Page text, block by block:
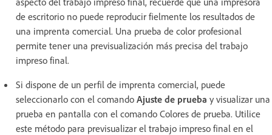
de escritorio no puede reproducir fielmente los resultados de
una imprenta comercial. Una prueba de color profesional
permite tener una previsualización más precisa del trabajo
impreso final.
Si dispone de un perfil de imprenta comercial, puede
seleccionarlo con el comando Ajuste de prueba y visualizar una
prueba en pantalla con el comando Colores de prueba. Utilice
este método para previsualizar el trabajo impreso final en el